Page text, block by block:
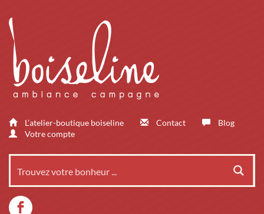
L’atelier-boutique boiseline Contact
Blog
Votre compte